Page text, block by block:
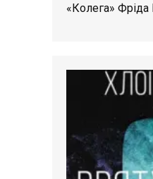
«Колега»